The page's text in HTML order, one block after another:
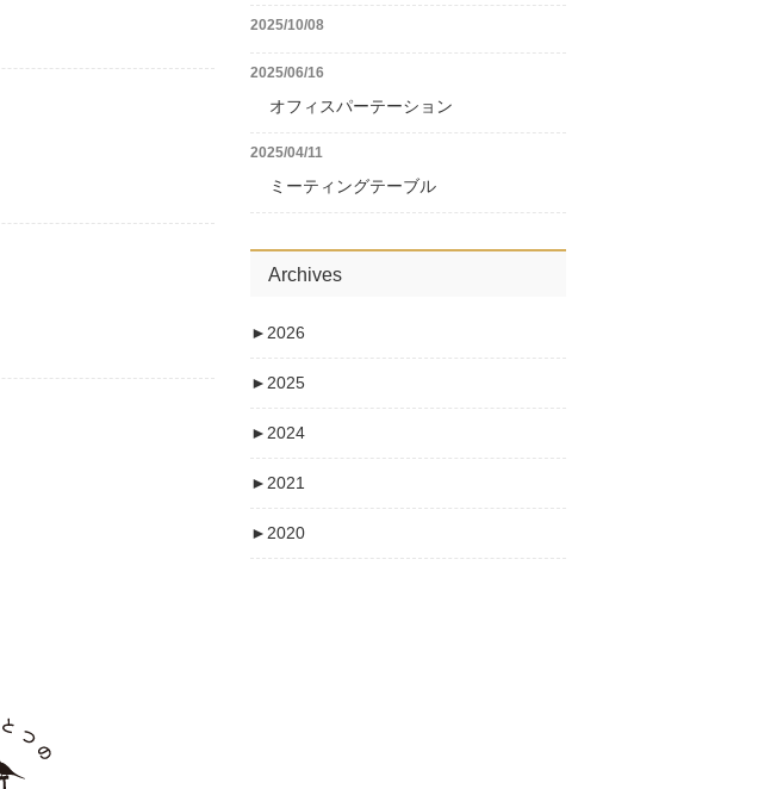
2025/10/08
2025/06/16
オフィスパーテーション
2025/04/11
ミーティングテーブル
Archives
► 2026
► 2025
► 2024
► 2021
► 2020